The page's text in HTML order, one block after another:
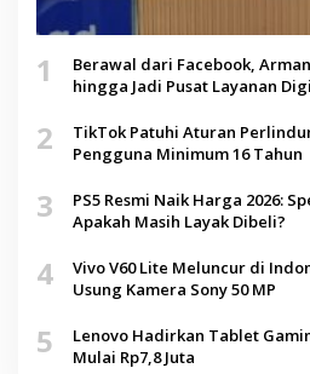
1
Berawal dari Facebook,
hingga Jadi Pusat Layanan
2
TikTok Patuhi Aturan
Pengguna Minimum 16 Tahun
3
PS5 Resmi Naik Harga 2026:
Apakah Masih Layak Dibeli?
4
Vivo V60 Lite Meluncur di
Usung Kamera Sony 50 MP
5
Lenovo Hadirkan Tablet
Mulai Rp7,8 Juta